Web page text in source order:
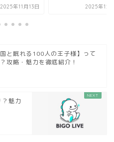
2025年11月13日 2025年12
国と眠れる100人の王子様】って
攻略・魅力を徹底紹介！
？魅力